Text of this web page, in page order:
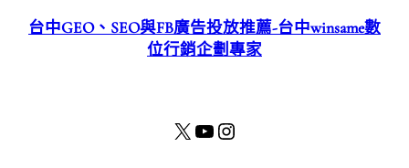
台中GEO、SEO與FB廣告投放推薦-台中winsame數
位行銷企劃專家
X YouTube Instagram